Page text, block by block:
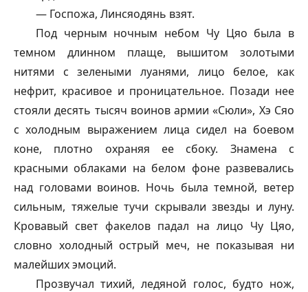
— Госпожа, Линсяодянь взят.
Под черным ночным небом Чу Цяо была в
темном длинном плаще, вышитом золотыми
нитями с зелеными луанями, лицо белое, как
нефрит, красивое и проницательное. Позади нее
стояли десять тысяч воинов армии «Сюли», Хэ Сяо
с холодным выражением лица сидел на боевом
коне, плотно охраняя ее сбоку. Знамена с
красными облаками на белом фоне развевались
над головами воинов. Ночь была темной, ветер
сильным, тяжелые тучи скрывали звезды и луну.
Кровавый свет факелов падал на лицо Чу Цяо,
словно холодный острый меч, не показывая ни
малейших эмоций.
Прозвучал тихий, ледяной голос, будто нож,